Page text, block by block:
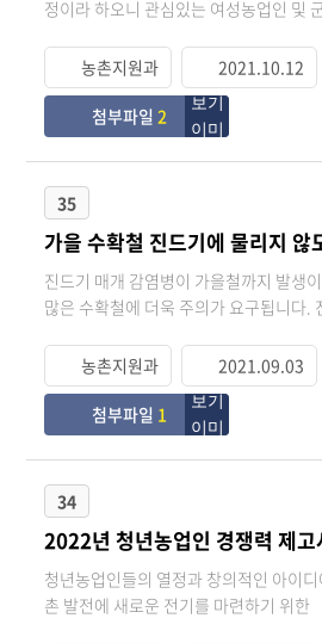
정이라 하오니 관심있는 여성농업인 및
품부 유튜브 경로(https://
○ 주요 행사: 개회식, 단체소개 및 활동(
럼, 청년여성농업인 토크쇼(생활개선회
농촌지원과 2021.10.12
첨부파일2
35
가을 수확철 진드기에 물리지 않
진드기 매개 감염병이 가을철까지 발생
많은 수확철에 더욱 주의가 요구됩니다.
록 긴옷을 갖춰입고, 기피제를 뿌리고 풀
가 후에는 온몸을 깨끗이 씻는 등의 예방
농촌지원과 2021.09.03
첨부파일 1
34
2022년 청년농업인 경쟁력 제고
청년농업인들의 열정과 창의적인 아이
촌 발전에 새로운 전기를 마련하기 위한